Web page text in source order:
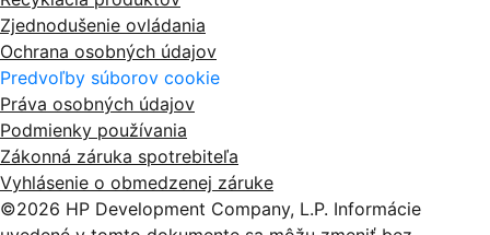
Zjednodušenie ovládania
Ochrana osobných údajov
Predvoľby súborov cookie
Práva osobných údajov
Podmienky používania
Zákonná záruka spotrebiteľa
Vyhlásenie o obmedzenej záruke
©2026 HP Development Company, L.P. Informácie
uvedené v tomto dokumente sa môžu zmeniť bez